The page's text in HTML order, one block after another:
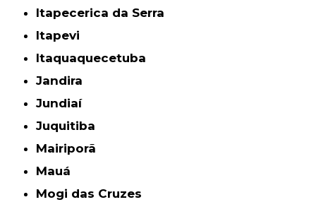
Itapecerica da Serra
Itapevi
Itaquaquecetuba
Jandira
Jundiaí
Juquitiba
Mairiporã
Mauá
Mogi das Cruzes